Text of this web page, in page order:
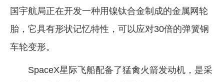
国宇航局正在开发一种用镍钛合金制成的金属网轮
胎，它具有形状记忆特性，可以应对30倍的弹簧钢
车轮变形。
SpaceX星际飞船配备了猛禽火箭发动机，是采